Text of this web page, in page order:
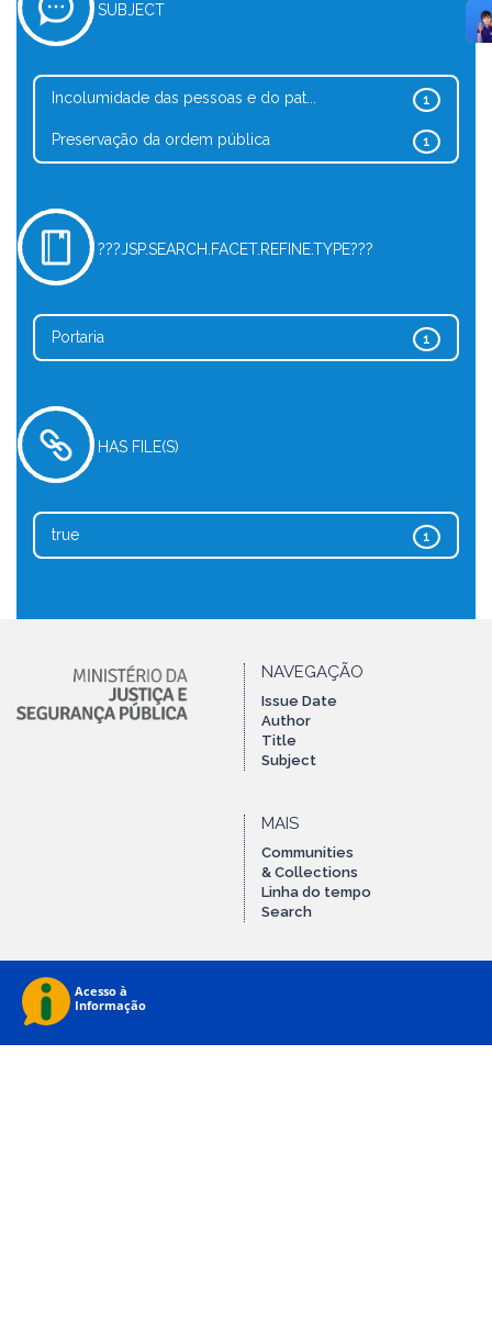
SUBJECT
1
Incolumidade das pessoas e do pat...
1
Preservação da ordem pública
???JSP.SEARCH.FACET.REFINE.TYPE???
1
Portaria
HAS FILE(S)
1
true
NAVEGAÇÃO
Issue Date
Author
Title
Subject
MAIS
Communities
& Collections
Linha do tempo
Search